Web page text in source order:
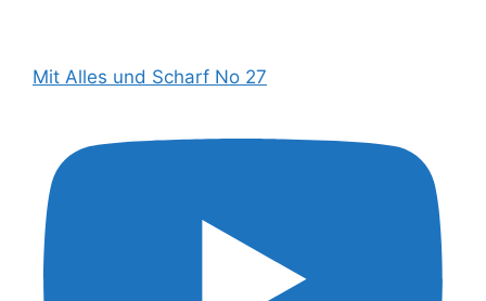
Mit Alles und Scharf No 27